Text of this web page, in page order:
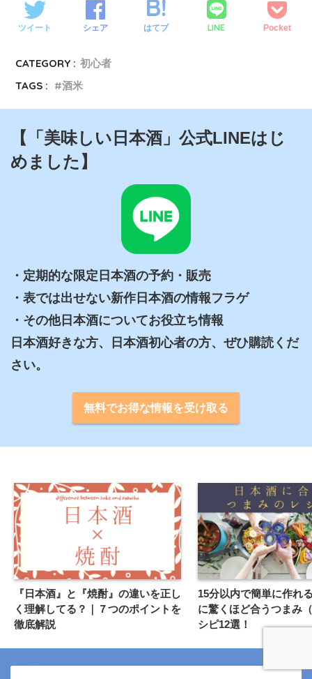
ツイート シェア はてブ LINE Pocket
CATEGORY : 初心者
TAGS :
酒米
【「美味しい日本酒」公式LINEはじ
めました】
・定期的な限定日本酒の予約・販売
・表では出せない新作日本酒の情報フラゲ
・その他日本酒についてお役立ち情報
日本酒好きな方、日本酒初心者の方、ぜひ購読くだ
さい。
無料でお得な情報を受け取る
『日本酒』と『焼酎』の違いを正し
く理解してる？｜７つのポイントを
徹底解説
15分以内で簡単に作れ
に驚くほど合うつまみ
シピ12選！